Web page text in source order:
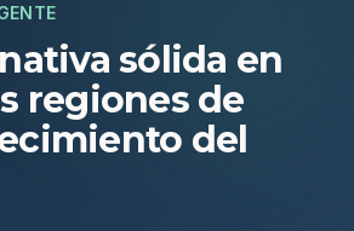
sólida en
regiones de
del